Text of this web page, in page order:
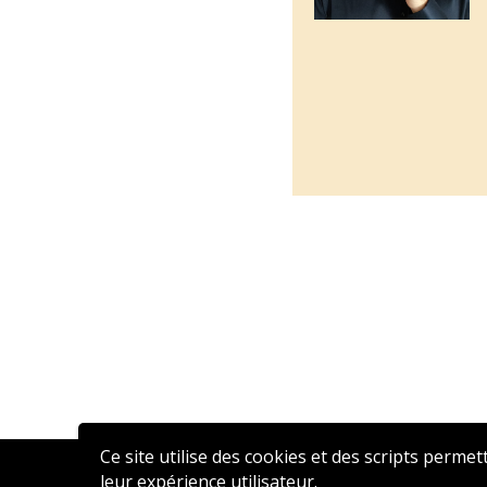
Ce site utilise des cookies et des scripts
leur expérience utilisateur.
2020 © AFFEN – Réalisé par